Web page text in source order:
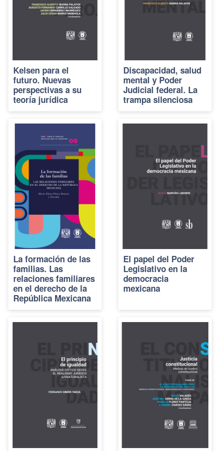
Kelsen para el
futuro. Nuevas
perspectivas a su
teoría jurídica
Discapacidad, salud
mental y Poder
Judicial federal. La
trampa silenciosa
La formación de las
familias. Las
relaciones familiares
en el derecho de la
República Mexicana
El papel del Poder
Legislativo en la
democracia
mexicana